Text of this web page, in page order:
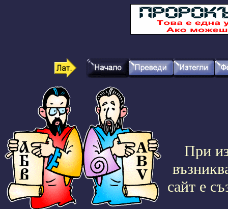
При
сайт е